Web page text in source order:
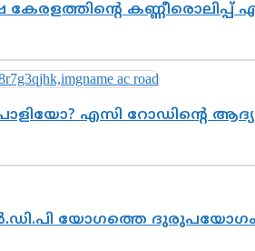
കണ്ണീരൊലിപ്പ്
എസി റോഡിന്റെ
യോഗത്തെ ദുരുപയോഗം